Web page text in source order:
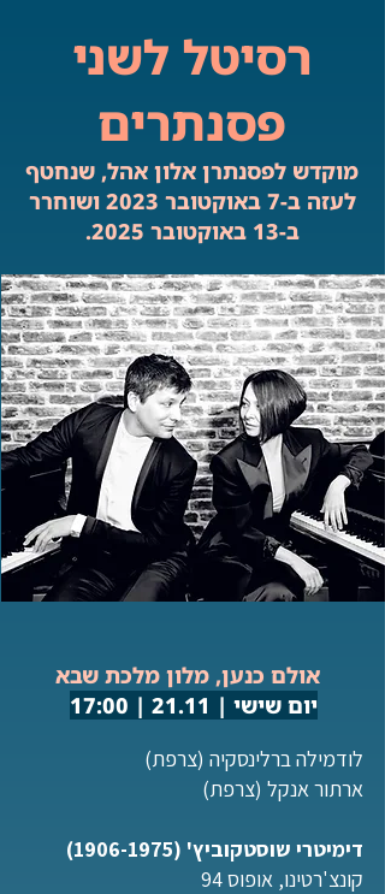
רסיטל לשני
פסנתרים
מוקדש לפסנתרן אלון אהל, שנחטף
לעזה ב-7 באוקטובר 2023 ושוחרר
ב-13 באוקטובר 2025.
אולם כנען, מלון מלכת שבא
יום שישי | 21.11 | 17:00
לודמילה ברלינסקיה (צרפת)
ארתור אנקל (צרפת)
דימיטרי שוסטקוביץ' (1906-1975)
קונצ'רטינו, אופוס 94